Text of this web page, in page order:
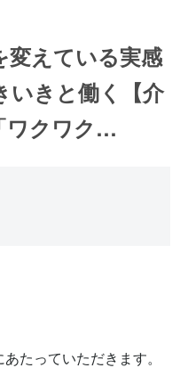
変えている実感
いきと働く【介
ワクワク…
たっていただきます。